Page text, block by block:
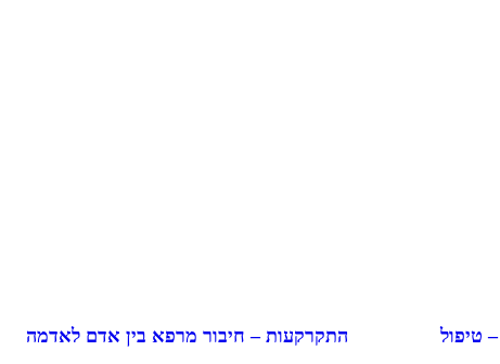
טיפול
התקרקעות – חיבור מרפא בין אדם לאדמה